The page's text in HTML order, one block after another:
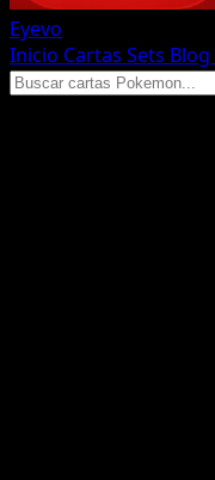
Eyevo
Inicio Cartas Sets Blog